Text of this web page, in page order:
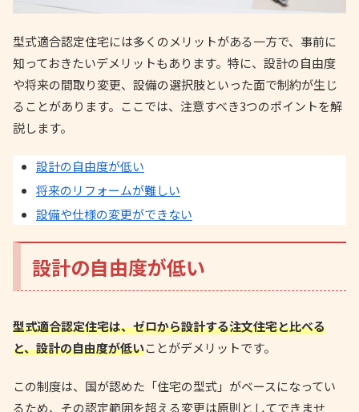
型式適合認定住宅には多くのメリットがある一方で、事前に
知っておきたいデメリットもあります。特に、設計の自由度
や将来の間取り変更、設備の選択肢といった面で制約が生じ
ることがあります。ここでは、注意すべき3つのポイントを解
説します。
設計の自由度が低い
将来のリフォームが難しい
設備や仕様の変更ができない
設計の自由度が低い
型式適合認定住宅は、ゼロから設計する注文住宅と比べる
と、設計の自由度が低いことがデメリットです。
この制度は、国が認めた「住宅の型式」がベースになってい
るため、その認定範囲を超える変更は原則としてできませ